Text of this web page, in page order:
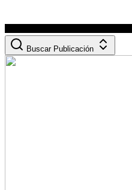
Buscar Publicación